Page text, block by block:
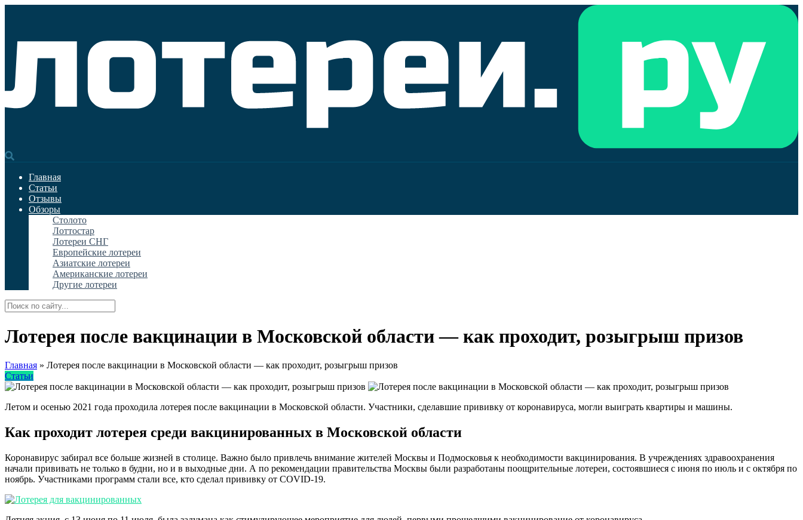
Главная
Статьи
Отзывы
Обзоры
Столото
Лоттостар
Лотереи СНГ
Европейские лотереи
Азиатские лотереи
Американские лотереи
Другие лотереи
Лотерея после вакцинации в Московской области — как проходит, розыгрыш призов
Главная » Лотерея после вакцинации в Московской области — как проходит, розыгрыш призов
Статьи
Летом и осенью 2021 года проходила лотерея после вакцинации в Московской области. Участники, сделавшие прививку от коронавируса, могли выиграть квартиры и машины.
Как проходит лотерея среди вакцинированных в Московской области
Коронавирус забирал все больше жизней в столице. Важно было привлечь внимание жителей Москвы и Подмосковья к необходимости вакцинирования. В учреждениях здравоохранения
начали прививать не только в будни, но и в выходные дни. А по рекомендации правительства Москвы были разработаны поощрительные лотереи, состоявшиеся с июня по июль и с октября по
ноябрь. Участниками программ стали все, кто сделал прививку от COVID-19.